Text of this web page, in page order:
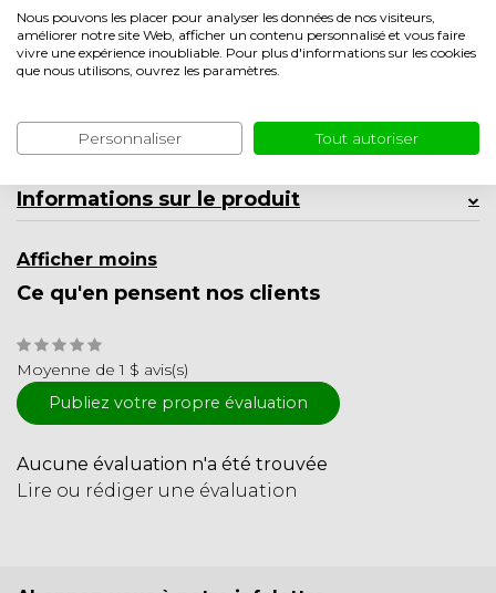
Qualité artisanale des Pays-Bas
Ajouter à la liste comparative
Description du produit
Informations sur le produit
Afficher moins
Ce qu'en pensent nos clients
Moyenne de 1 $ avis(s)
Publiez votre propre évaluation
Aucune évaluation n'a été trouvée
Lire ou rédiger une évaluation
Nous pouvons les placer pour analyser les données de nos visiteurs,
améliorer notre site Web, afficher un contenu personnalisé et vous faire
vivre une expérience inoubliable. Pour plus d'informations sur les cookies
que nous utilisons, ouvrez les paramètres.
Personnaliser Tout autoriser